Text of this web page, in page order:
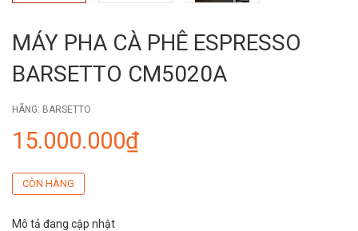
MÁY PHA CÀ PHÊ ESPRESSO
BARSETTO CM5020A
HÃNG: BARSETTO
15.000.000₫
CÒN HÀNG
Mô tả đang cập nhật